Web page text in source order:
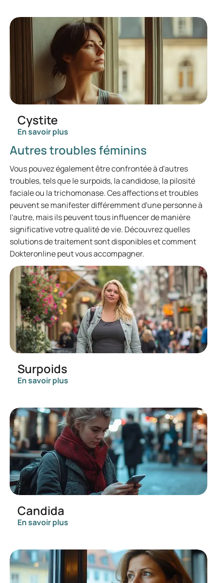
Cystite
En savoir plus
Autres troubles féminins
Vous pouvez également être confrontée à d'autres
troubles, tels que le surpoids, la candidose, la pilosité
faciale ou la trichomonase. Ces affections et troubles
peuvent se manifester différemment d'une personne à
l'autre, mais ils peuvent tous influencer de manière
significative votre qualité de vie. Découvrez quelles
solutions de traitement sont disponibles et comment
Dokteronline peut vous accompagner.
Surpoids
En savoir plus
Candida
En savoir plus